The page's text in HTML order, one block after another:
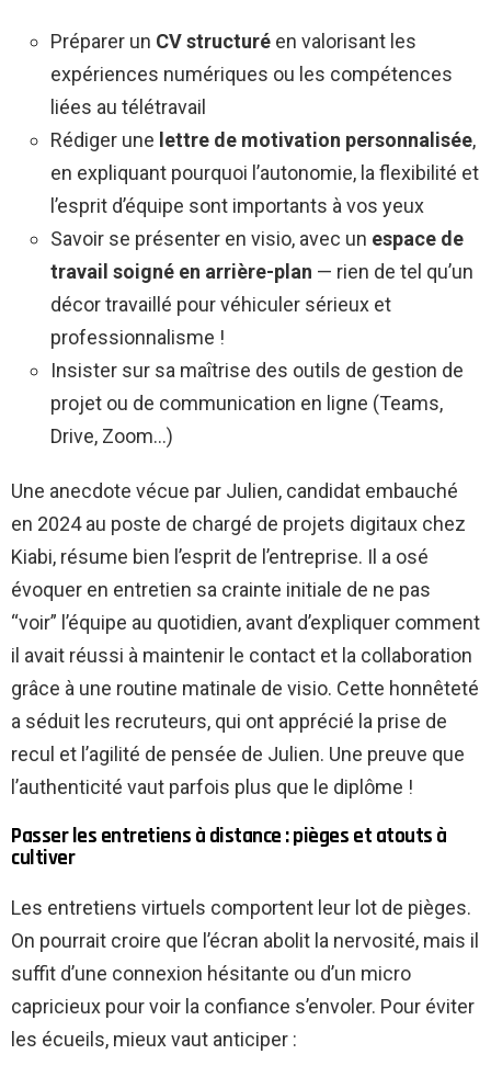
Préparer un CV structuré en valorisant les
expériences numériques ou les compétences
liées au télétravail
Rédiger une lettre de motivation personnalisée,
en expliquant pourquoi l’autonomie, la flexibilité et
l’esprit d’équipe sont importants à vos yeux
Savoir se présenter en visio, avec un espace de
travail soigné en arrière-plan — rien de tel qu’un
décor travaillé pour véhiculer sérieux et
professionnalisme !
Insister sur sa maîtrise des outils de gestion de
projet ou de communication en ligne (Teams,
Drive, Zoom…)
Une anecdote vécue par Julien, candidat embauché
en 2024 au poste de chargé de projets digitaux chez
Kiabi, résume bien l’esprit de l’entreprise. Il a osé
évoquer en entretien sa crainte initiale de ne pas
“voir” l’équipe au quotidien, avant d’expliquer comment
il avait réussi à maintenir le contact et la collaboration
grâce à une routine matinale de visio. Cette honnêteté
a séduit les recruteurs, qui ont apprécié la prise de
recul et l’agilité de pensée de Julien. Une preuve que
l’authenticité vaut parfois plus que le diplôme !
Passer les entretiens à distance : pièges et atouts à
cultiver
Les entretiens virtuels comportent leur lot de pièges.
On pourrait croire que l’écran abolit la nervosité, mais il
suffit d’une connexion hésitante ou d’un micro
capricieux pour voir la confiance s’envoler. Pour éviter
les écueils, mieux vaut anticiper :